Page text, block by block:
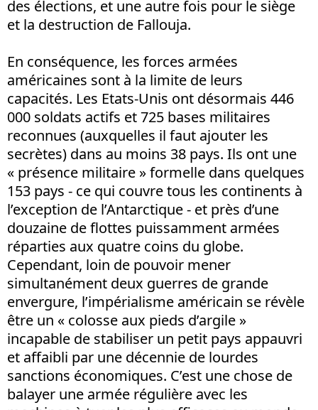
des élections, et une autre fois pour le siège
et la destruction de Fallouja.
En conséquence, les forces armées
américaines sont à la limite de leurs
capacités. Les Etats-Unis ont désormais 446
000 soldats actifs et 725 bases militaires
reconnues (auxquelles il faut ajouter les
secrètes) dans au moins 38 pays. Ils ont une
« présence militaire » formelle dans quelques
153 pays - ce qui couvre tous les continents à
l’exception de l’Antarctique - et près d’une
douzaine de flottes puissamment armées
réparties aux quatre coins du globe.
Cependant, loin de pouvoir mener
simultanément deux guerres de grande
envergure, l’impérialisme américain se révèle
être un « colosse aux pieds d’argile »
incapable de stabiliser un petit pays appauvri
et affaibli par une décennie de lourdes
sanctions économiques. C’est une chose de
balayer une armée régulière avec les